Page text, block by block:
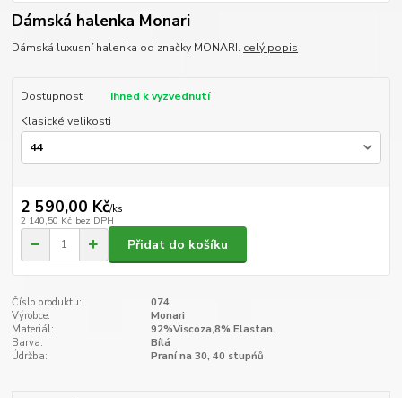
Dámská halenka Monari
Dámská luxusní halenka od značky MONARI. celý popis
Dostupnost
Ihned k vyzvednutí
Klasické velikosti
2 590,00 Kč/ks
2 140,50 Kč bez DPH
Přidat do košíku
Číslo produktu:
074
Výrobce:
Monari
Materiál:
92%Viscoza,8% Elastan.
Barva:
Bílá
Údržba:
Praní na 30, 40 stupńů